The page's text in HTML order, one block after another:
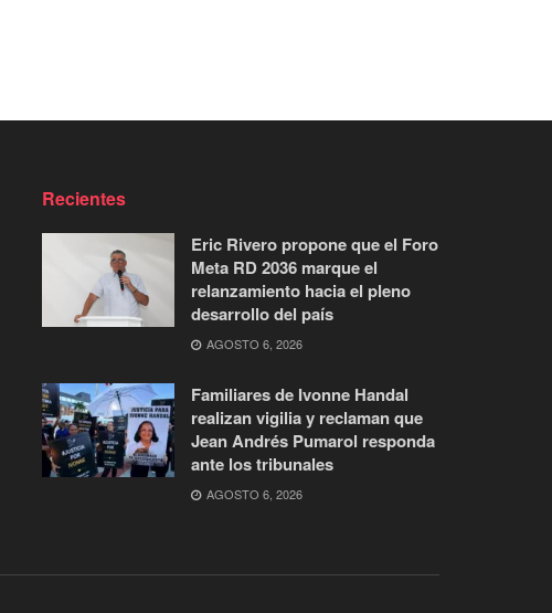
Recientes
Eric Rivero propone que el Foro
Meta RD 2036 marque el
relanzamiento hacia el pleno
desarrollo del país
AGOSTO 6, 2026
Familiares de Ivonne Handal
realizan vigilia y reclaman que
Jean Andrés Pumarol responda
ante los tribunales
AGOSTO 6, 2026